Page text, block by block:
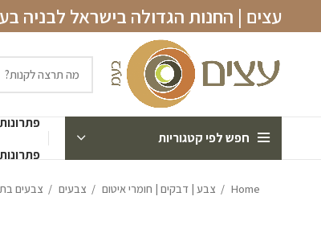
עצים | החנות הגדולה בישראל לבניה
חפש לפי קטגוריות
Home צבע | דבקים | חומרי איטום צבעים צבעים